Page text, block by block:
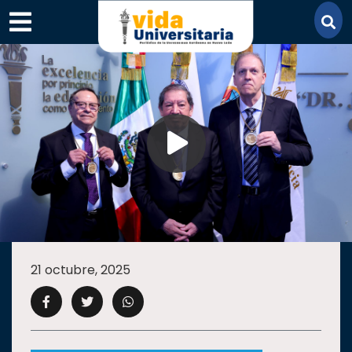
×
SECCIONES
ACADEMIA
CAMPUS UANL
21 octubre, 2025